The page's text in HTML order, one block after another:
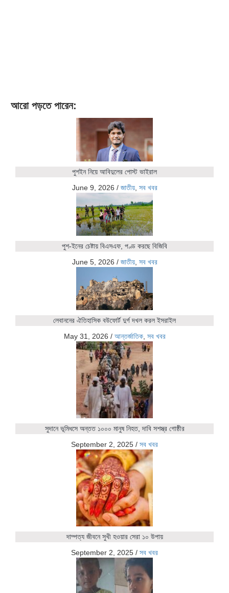
আরো পড়তে পারেন:
পুশইন নিয়ে আবিদুলের পোস্ট ভাইরাল
June 9, 2026 / জাতীয়, সব খবর
পুশ-ইনের চেষ্টায় বিএসএফ, পণ্ড করছে বিজিবি
June 5, 2026 / জাতীয়, সব খবর
লেবাননের ঐতিহাসিক বউফোর্ট দুর্গ দখল করল ইসরাইল
May 31, 2026 / আন্তর্জাতিক, সব খবর
সুদানে ভূমিধসে অন্তত ১০০০ মানুষ নিহত, দাবি সশস্ত্র গোষ্ঠীর
September 2, 2025 / সব খবর
দাম্পত্য জীবনে সুখী হওয়ার সেরা ১০ উপায়
September 2, 2025 / সব খবর